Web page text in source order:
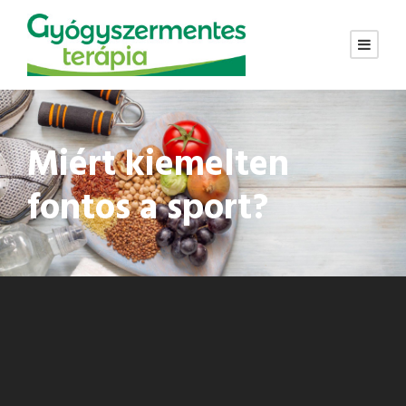
Miért kiemelten
fontos a sport?